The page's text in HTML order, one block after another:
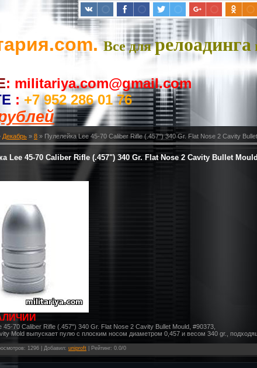
Все длярелоадинга
: militariya.com@gmail.com
: +7 952 286 01 76
Декабрь » 8 » Пулелейка Lee 45-70 Caliber Rifle (.457") 340 Gr. Flat Nose 2 Cavity
Lee 45-70 Caliber Rifle (.457") 340 Gr. Flat Nose 2 Cavity Bullet
45-70 Caliber Rifle (.457") 340 Gr. Flat Nose 2 Cavity Bullet Mould, #90373,
Mold выпускает пулю с плоским носом диаметром 0,457 и весом 340 gr.,
: 1296 | Добавил: uniproft Рейтинг: 0.0/0